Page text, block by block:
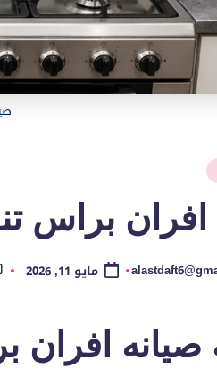
براس تنوره
مايو 11, 2026
افران